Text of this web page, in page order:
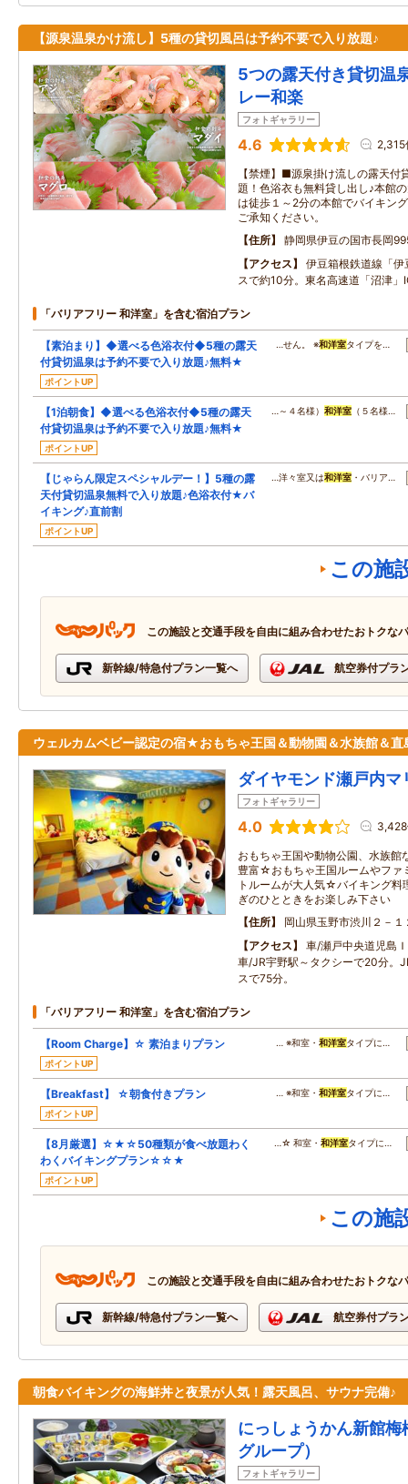
【源泉温泉かけ流し】5種の貸切風呂は予約不要で入り放題♪
5つの露天付き貸切
レー和楽
フォトギャラリー
4.6 2,315
【禁煙】■源泉掛け流しの露天付
題！色浴衣も無料貸し出し♪本館
は徒歩１～2分の本館でバイキン
ご承知ください。
住所
静岡県伊豆の国市長岡
アクセス
伊豆箱根鉄道線「
スで約10分。東名高速道「沼津」
「バリアフリー 和洋室」を含む宿泊プラン
【素泊まり】◆選べる色浴衣付◆5種の露天
付貸切温泉は予約不要で入り放題♪無料★
ポイントUP
…せん。 ※和洋室タイプを…
【1泊朝食】◆選べる色浴衣付◆5種の露天
付貸切温泉は予約不要で入り放題♪無料★
ポイントUP
…～４名様） 和洋室 （５名様…
【じゃらん限定スペシャルデー！】5種の露
天付貸切温泉無料で入り放題♪色浴衣付★バ
イキング♪直前割
ポイントUP
…洋々室又は和洋室 ・バリア…
この施
この施設と交通手段を自由に組み合わせたおトクな
新幹線/特急付プラン一覧へ 航空券付プラ
ウェルカムベビー認定の宿★おもちゃ王国＆動物園＆水族館＆直
ダイヤモンド瀬戸内マ
フォトギャラリー
4.0
おもちゃ王国や動物公園、水族館
豊富☆おもちゃ王国ルームやファ
トルームが大人気☆バイキング料
ぎのひとときをお楽しみ下さい
住所
岡山県玉野市渋川２－１
アクセス
車/瀬戸中央道児島
車/JR宇野駅～タクシーで20分。
スで75分。
「バリアフリー 和洋室」を含む宿泊プラン
【Room Charge】☆ 素泊まりプラン
ポイントUP
… ※和室・和洋室タイプに…
【Breakfast】 ☆朝食付きプラン
ポイントUP
… ※和室・和洋室タイプに…
【8月厳選】☆★☆50種類が食べ放題わく
わくバイキングプラン☆☆★
ポイントUP
…☆ 和室・和洋室タイプに…
この施
この施設と交通手段を自由に組み合わせたおトクな
新幹線/特急付プラン一覧へ 航空券付プラ
朝食バイキングの海鮮丼と夜景が人気！露天風呂、サウナ完備♪
にっしょうかん新館
グループ）
フォトギャラリー